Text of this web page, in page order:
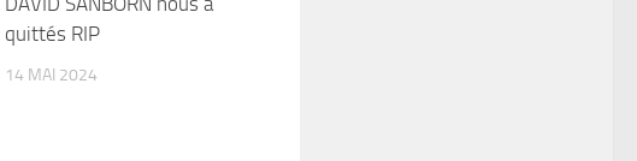
quittés RIP
14 MAI 2024